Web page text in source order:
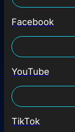
Facebook
YouTube
TikTok